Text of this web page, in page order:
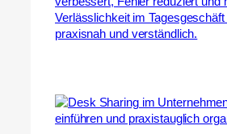
Verlässlichkeit im
praxisnah und verständlich.